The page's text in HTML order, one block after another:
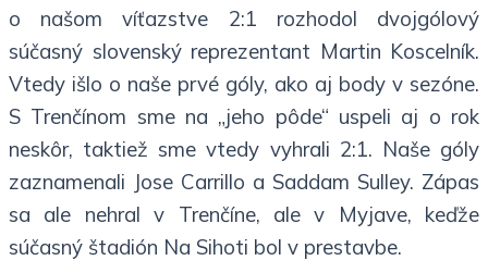
o našom víťazstve 2:1 rozhodol dvojgólový
súčasný slovenský reprezentant Martin Koscelník.
Vtedy išlo o naše prvé góly, ako aj body v sezóne.
S Trenčínom sme na „jeho pôde“ uspeli aj o rok
neskôr, taktiež sme vtedy vyhrali 2:1. Naše góly
zaznamenali Jose Carrillo a Saddam Sulley. Zápas
sa ale nehral v Trenčíne, ale v Myjave, keďže
súčasný štadión Na Sihoti bol v prestavbe.